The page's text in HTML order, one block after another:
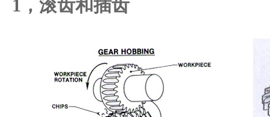
1，滚齿和插齿